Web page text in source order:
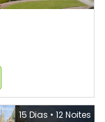
15 Dias • 12 Noites